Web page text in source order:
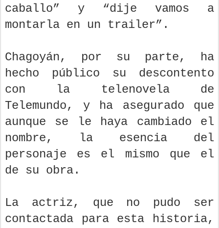
caballo” y “dije vamos a
montarla en un trailer”.
Chagoyán, por su parte, ha
hecho público su descontento
con la telenovela de
Telemundo, y ha asegurado que
aunque se le haya cambiado el
nombre, la esencia del
personaje es el mismo que el
de su obra.
La actriz, que no pudo ser
contactada para esta historia,